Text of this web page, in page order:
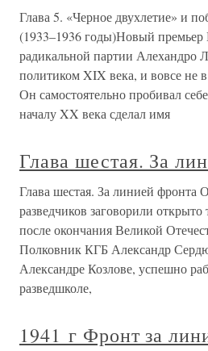
Глава 5. «Черное двухлетие» и
(1933–1936 годы)Новый
радикальной партии Алехандро
политиком XIX века, и вовсе не в
Он самостоятельно пробивал
началу XX века сделал имя
Глава шестая. За
Глава шестая. За линией фронта
разведчиков заговорили открыто
после окончания Великой
Полковник КГБ Александр
Александре Козлове, успешно
разведшколе,
1941 г Фронт за